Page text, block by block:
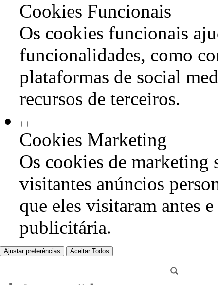
Cookies Funcionais
Os cookies funcionais
funcionalidades, como
plataformas de social
recursos de terceiros.
Cookies Marketing
Os cookies de marketing
visitantes anúncios
que eles visitaram antes
publicitária.
Ajustar preferências Aceitar Todos